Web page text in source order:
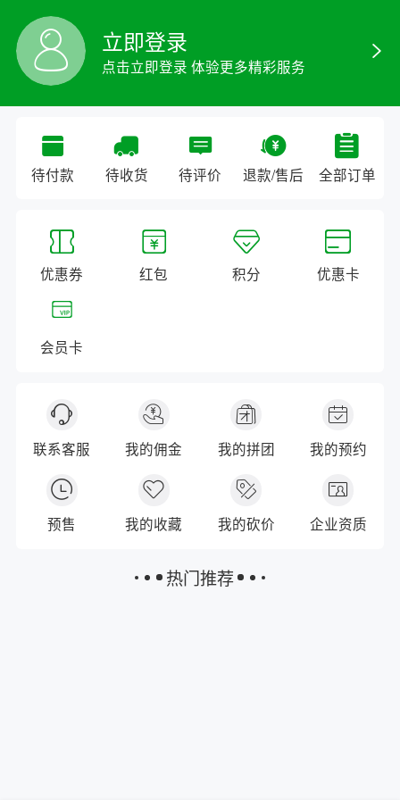
立即登录
点击立即登录 体验更多精彩服务
待付款 待收货 待评价 退款/售后 全部订单
优惠券 红包 积分 优惠卡
会员卡
联系客服 我的佣金 我的拼团 我的预约
预售 我的收藏 我的砍价 企业资质
热门推荐